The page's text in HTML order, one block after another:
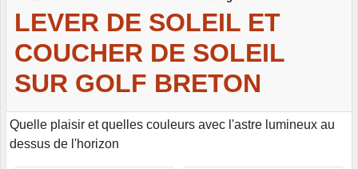
LEVER DE SOLEIL ET
COUCHER DE SOLEIL
SUR GOLF BRETON
Quelle plaisir et quelles couleurs avec l'astre lumineux au
dessus de l'horizon